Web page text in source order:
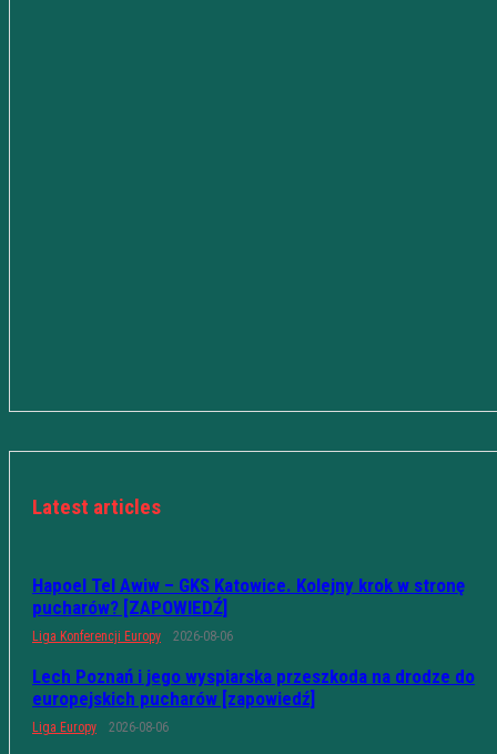
Latest articles
Hapoel Tel Awiw – GKS Katowice. Kolejny krok w stronę
pucharów? [ZAPOWIEDŹ]
Liga Konferencji Europy 2026-08-06
Lech Poznań i jego wyspiarska przeszkoda na drodze do
europejskich pucharów [zapowiedź]
Liga Europy 2026-08-06